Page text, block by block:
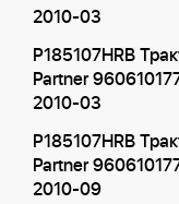
2010-03
P185107HRB
Partner
2010-03
P185107HRB
Partner
2010-09